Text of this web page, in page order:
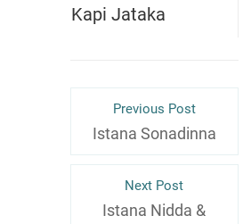
Kapi Jataka
Previous Post
Istana Sonadinna
Next Post
Istana Nidda &